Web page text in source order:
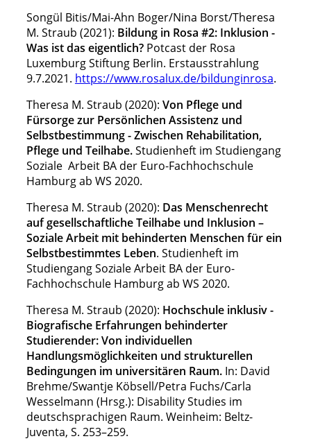
Songül Bitis/Mai-Ahn Boger/Nina Borst/Theresa
M. Straub (2021): Bildung in Rosa #2: Inklusion -
Was ist das eigentlich? Potcast der Rosa
Luxemburg Stiftung Berlin. Erstausstrahlung
9.7.2021. https://www.rosalux.de/bildunginrosa.
Theresa M. Straub (2020): Von Pflege und
Fürsorge zur Persönlichen Assistenz und
Selbstbestimmung - Zwischen Rehabilitation,
Pflege und Teilhabe.Studienheft im Studiengang
Soziale Arbeit BA der Euro-Fachhochschule
Hamburg ab WS 2020.
Theresa M. Straub (2020): Das Menschenrecht
auf gesellschaftliche Teilhabe und Inklusion –
Soziale Arbeit mit behinderten Menschen für ein
Selbstbestimmtes Leben. Studienheft im
Studiengang Soziale Arbeit BA der Euro-
Fachhochschule Hamburg ab WS 2020.
Theresa M. Straub (2020): Hochschule inklusiv -
Biografische Erfahrungen behinderter
Studierender: Von individuellen
Handlungsmöglichkeiten und strukturellen
Bedingungen im universitären Raum.In: David
Brehme/Swantje Köbsell/Petra Fuchs/Carla
Wesselmann (Hrsg.): Disability Studies im
deutschsprachigen Raum. Weinheim: Beltz-
Juventa, S. 253–259.